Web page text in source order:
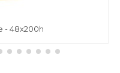
- 48x200h